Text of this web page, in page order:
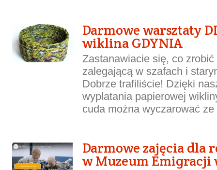
Darmowe warsztaty
wiklina GDYNIA
Zastanawiacie się, co
zalegającą w szafach i
Dobrze trafiliście! Dzięki
wyplatania papierowej
cuda można wyczarować
Darmowe zajęcia dla
w Muzeum Emigracji